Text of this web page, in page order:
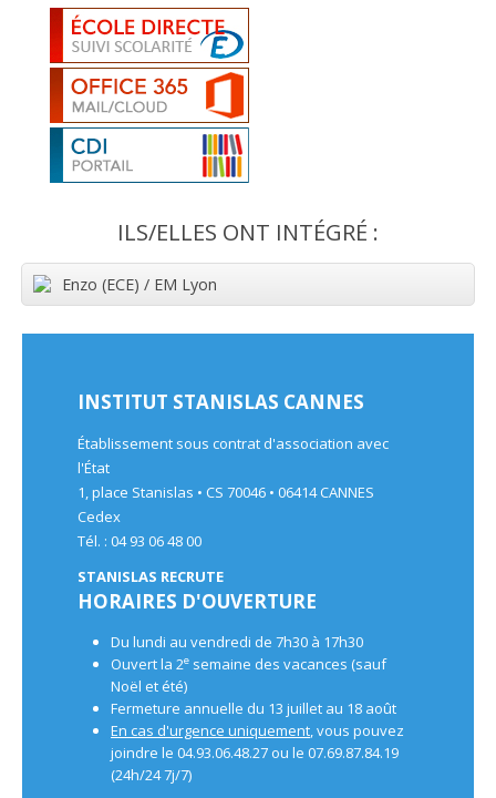
ILS/ELLES ONT INTÉGRÉ :
Enzo (ECE) / EM Lyon
INSTITUT STANISLAS CANNES
Établissement sous contrat d'association avec
l'État
1, place Stanislas • CS 70046 • 06414 CANNES
Cedex
Tél. : 04 93 06 48 00
STANISLAS RECRUTE
HORAIRES D'OUVERTURE
Du lundi au vendredi de 7h30 à 17h30
Ouvert la 2e semaine des vacances (sauf
Noël et été)
Fermeture annuelle du 13 juillet au 18 août
En cas d'urgence uniquement, vous pouvez
joindre le 04.93.06.48.27 ou le 07.69.87.84.19
(24h/24 7j/7)